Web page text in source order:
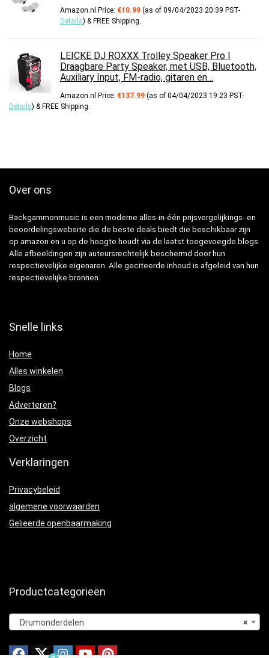
Amazon.nl Price: €10.99 (as of 09/04/2023 20:39 PST-
Details) & FREE Shipping
LEICKE DJ ROXXX Trolley Speaker Pro |
Draagbare Party Speaker, met USB, Bluetooth,
Auxiliary Input, FM-radio, gitaren en…
Amazon.nl Price: €137.99 (as of 04/04/2023 19:23 PST-
Details) & FREE Shipping
Over ons
Backgammonmusic is een moderne alles-in-één prijsvergelijkings- en
beoordelingswebsite die de beste deals biedt die beschikbaar zijn
op amazon en u op de hoogte houdt via de laatst toegevoegde blogs.
Alle afbeeldingen zijn auteursrechtelijk beschermd door hun
respectievelijke eigenaren. Alle geciteerde inhoud is afgeleid van hun
respectievelijke bronnen.
Snelle links
Home
Alles winkelen
Blogs
Adverteren?
Onze webshops
Overzicht
Verklaringen
Privacybeleid
algemene voorwaarden
Gelieerde openbaarmaking
Productcategorieën
×
Drumonderdelen